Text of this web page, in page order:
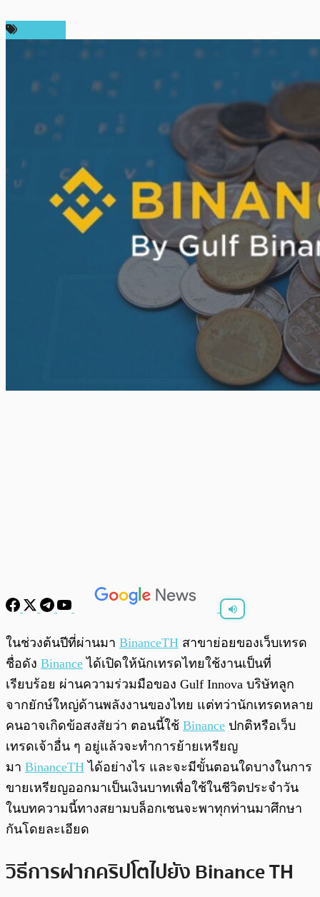
พร้อมเล่น /
ในช่วงต้นปีที่ผ่านมา BinanceTH สาขาย่อยของเว็บเทรด
ชื่อดัง Binance ได้เปิดให้นักเทรดไทยใช้งานเป็นที่
เรียบร้อย ผ่านความร่วมมือของ Gulf Innova บริษัทลูก
จากยักษ์ใหญ่ด้านพลังงานของไทย แต่ทว่านักเทรดหลาย
คนอาจเกิดข้อสงสัยว่า ตอนนี้ใช้ Binance ปกติหรือเว็บ
เทรดเจ้าอื่น ๆ อยู่แล้วจะทำการย้ายเหรียญ
มา BinanceTH ได้อย่างไร และจะมีขั้นตอนใดบางในการ
ขายเหรียญออกมาเป็นเงินบาทเพื่อใช้ในชีวิตประจำวัน
ในบทความนี้ทางสยามบล็อกเชนจะพาทุกท่านมาศึกษา
กันโดยละเอียด
วิธีการฝากคริปโตไปยัง Binance TH